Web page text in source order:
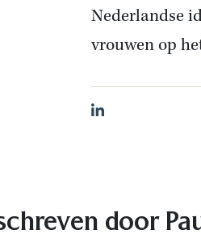
Nederlandse
vrouwen op
LinkedIn
door